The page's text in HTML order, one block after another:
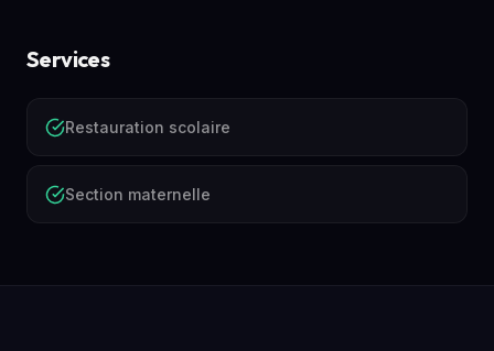
Services
Restauration scolaire
Section maternelle